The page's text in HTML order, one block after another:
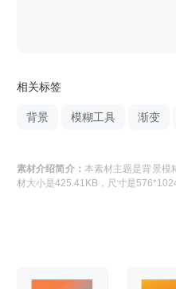
相关标签
背景 模糊工具 渐变
素材介绍简介： 本素材主题是背景模
材大小是425.41KB ，尺寸是